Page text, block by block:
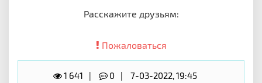
Расскажите друзьям:
Пожаловаться
1 641 0
7-03-2022, 19:45